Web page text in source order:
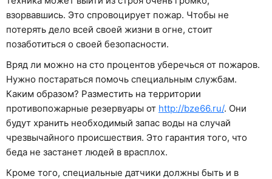
взорвавшись. Это спровоцирует пожар. Чтобы не
потерять дело всей своей жизни в огне, стоит
позаботиться о своей безопасности.
Вряд ли можно на сто процентов уберечься от пожаров.
Нужно постараться помочь специальным службам.
Каким образом? Разместить на территории
противопожарные резервуары от http://bze66.ru/. Они
будут хранить необходимый запас воды на случай
чрезвычайного происшествия. Это гарантия того, что
беда не застанет людей в врасплох.
Кроме того, специальные датчики должны быть и в